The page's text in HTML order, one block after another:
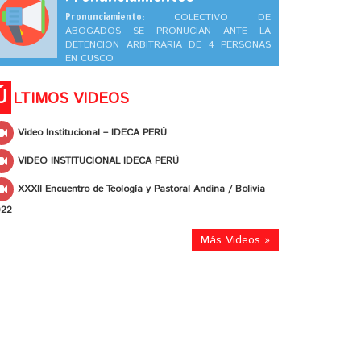
Pronunciamiento: COLECTIVO DE
ABOGADOS SE PRONUCIAN ANTE LA
DETENCION ARBITRARIA DE 4 PERSONAS
EN CUSCO
LTIMOS VIDEOS
Video Institucional – IDECA PERÚ
VIDEO INSTITUCIONAL IDECA PERÚ
XXXII Encuentro de Teología y Pastoral Andina / Bolivia
Más Videos »